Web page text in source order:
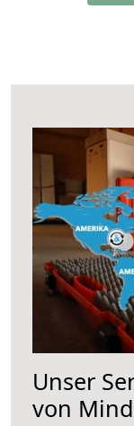
Unser
von